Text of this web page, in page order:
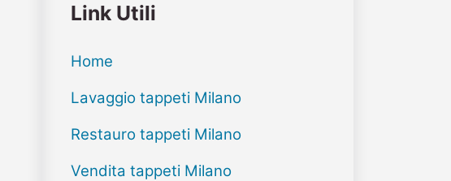
Link Utili
Home
Lavaggio tappeti Milano
Restauro tappeti Milano
Vendita tappeti Milano